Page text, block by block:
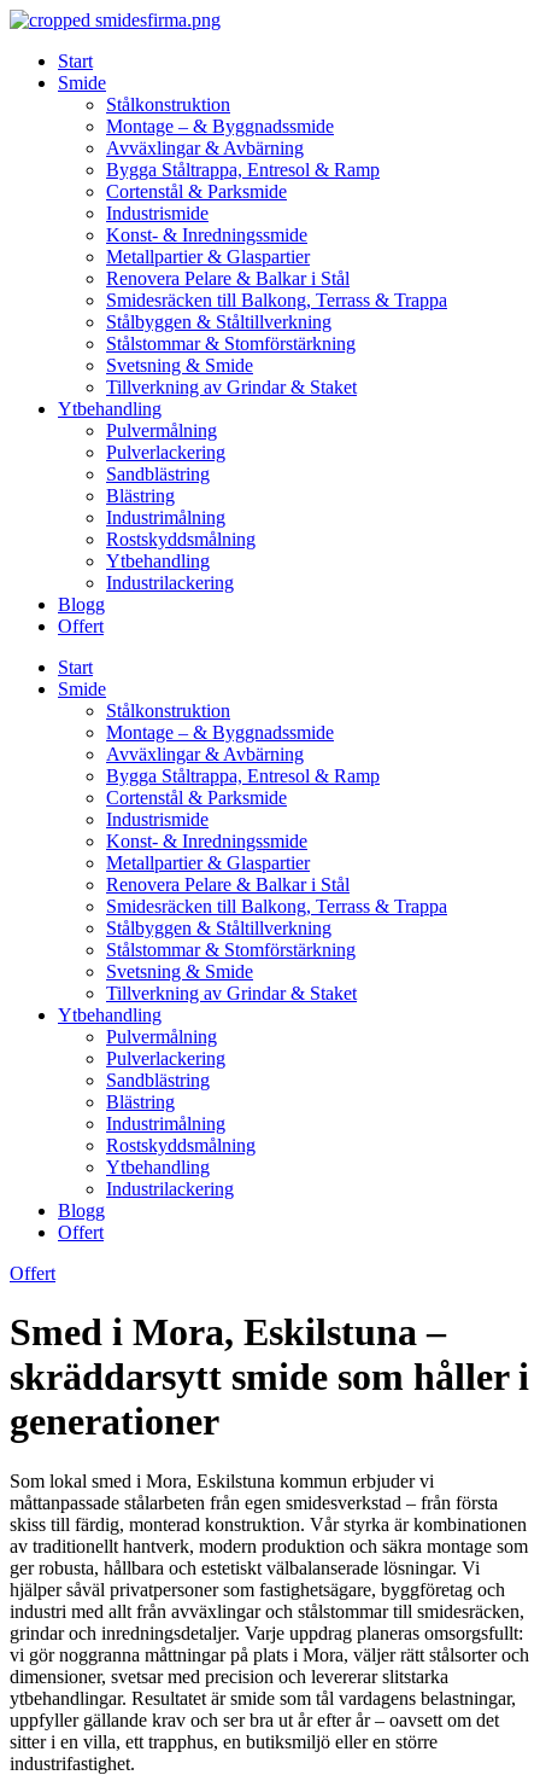
Skip
contentStart
Smide
Stålkonstruktion
Montage – & Byggnadssmide
Avväxlingar & Avbärning
Bygga Ståltrappa, Entresol & Ramp
Cortenstål & Parksmide
Industrismide
Konst- & Inredningssmide
Metallpartier & Glaspartier
Renovera Pelare & Balkar i Stål
Smidesräcken till Balkong, Terrass & Trappa
Stålbyggen & Ståltillverkning
Stålstommar & Stomförstärkning
Svetsning & Smide
Tillverkning av Grindar & Staket
Ytbehandling
Pulvermålning
Pulverlackering
Sandblästring
Blästring
Industrimålning
Rostskyddsmålning
Ytbehandling
Industrilackering
Blogg
Offert
Start
Smide
Stålkonstruktion
Montage – & Byggnadssmide
Avväxlingar & Avbärning
Bygga Ståltrappa, Entresol & Ramp
Cortenstål & Parksmide
Industrismide
Konst- & Inredningssmide
Metallpartier & Glaspartier
Renovera Pelare & Balkar i Stål
Smidesräcken till Balkong, Terrass & Trappa
Stålbyggen & Ståltillverkning
Stålstommar & Stomförstärkning
Svetsning & Smide
Tillverkning av Grindar & Staket
Ytbehandling
Pulvermålning
Pulverlackering
Sandblästring
Blästring
Industrimålning
Rostskyddsmålning
Ytbehandling
Industrilackering
Blogg
Offert
Offert
Smed i Mora, Eskilstuna –
skräddarsytt smide som håller i
generationer
Som lokal smed i Mora, Eskilstuna kommun erbjuder vi
måttanpassade stålarbeten från egen smidesverkstad – från första
skiss till färdig, monterad konstruktion. Vår styrka är kombinationen
av traditionellt hantverk, modern produktion och säkra montage som
ger robusta, hållbara och estetiskt välbalanserade lösningar. Vi
hjälper såväl privatpersoner som fastighetsägare, byggföretag och
industri med allt från avväxlingar och stålstommar till smidesräcken,
grindar och inredningsdetaljer. Varje uppdrag planeras omsorgsfullt:
vi gör noggranna måttningar på plats i Mora, väljer rätt stålsorter och
dimensioner, svetsar med precision och levererar slitstarka
ytbehandlingar. Resultatet är smide som tål vardagens belastningar,
uppfyller gällande krav och ser bra ut år efter år – oavsett om det
sitter i en villa, ett trapphus, en butiksmiljö eller en större
industrifastighet.